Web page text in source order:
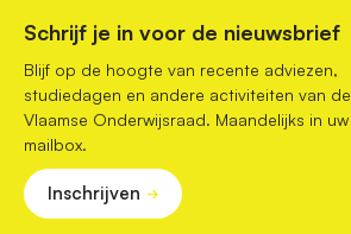
Schrijf je in voor de nieuwsbrief
Blijf op de hoogte van recente adviezen,
studiedagen en andere activiteiten van de
Vlaamse Onderwijsraad. Maandelijks in uw
mailbox.
Inschrijven